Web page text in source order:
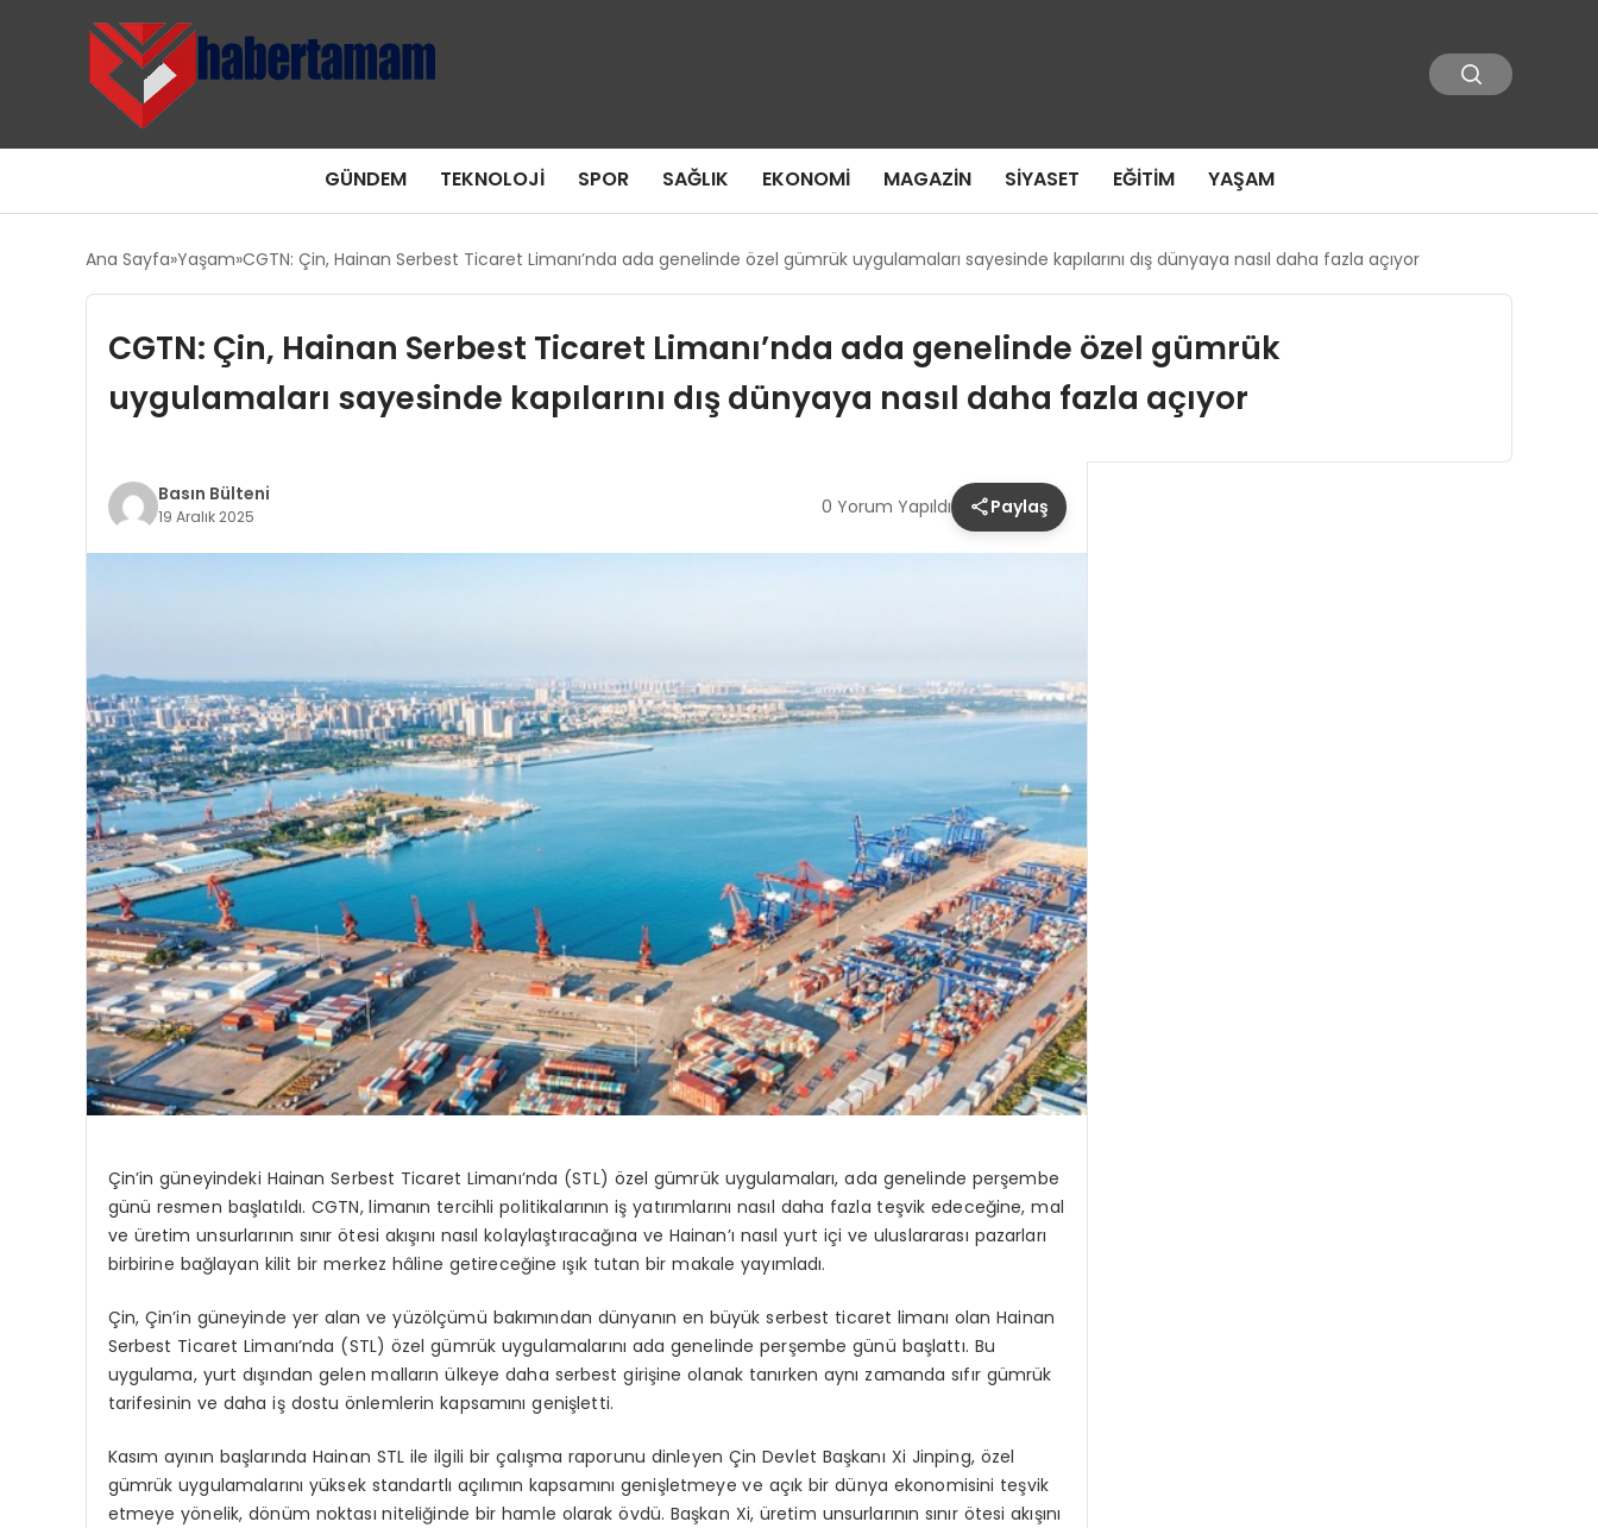
GÜNDEM TEKNOLOJI SPOR SAĞLIK EKONOMI MAGAZIN SIYASET EĞITIM YAŞAM
Ana Sayfa Yaşam CGTN: Çin, Hainan Serbest Ticaret Limanı’nda ada genelinde özel gümrük uygulamaları sayesinde kapılarını dış dünyaya nasıl daha fazla açıyor
CGTN: Çin, Hainan Serbest Ticaret Limanı’nda ada genelinde özel gümrük
uygulamaları sayesinde kapılarını dış dünyaya nasıl daha fazla açıyor
Basın Bülteni
19 Aralık 2025 0 Yorum Yapıldı Paylaş
Çin’in güneyindeki Hainan Serbest Ticaret Limanı’nda (STL) özel gümrük uygulamaları, ada genelinde perşembe
günü resmen başlatıldı. CGTN, limanın tercihli politikalarının iş yatırımlarını nasıl daha fazla teşvik edeceğine, mal
ve üretim unsurlarının sınır ötesi akışını nasıl kolaylaştıracağına ve Hainan’ı nasıl yurt içi ve uluslararası pazarları
birbirine bağlayan kilit bir merkez hâline getireceğine ışık tutan bir makale yayımladı.
Çin, Çin’in güneyinde yer alan ve yüzölçümü bakımından dünyanın en büyük serbest ticaret limanı olan Hainan
Serbest Ticaret Limanı’nda (STL) özel gümrük uygulamalarını ada genelinde perşembe günü başlattı. Bu
uygulama, yurt dışından gelen malların ülkeye daha serbest girişine olanak tanırken aynı zamanda sıfır gümrük
tarifesinin ve daha iş dostu önlemlerin kapsamını genişletti.
Kasım ayının başlarında Hainan STL ile ilgili bir çalışma raporunu dinleyen Çin Devlet Başkanı Xi Jinping, özel
gümrük uygulamalarını yüksek standartlı açılımın kapsamını genişletmeye ve açık bir dünya ekonomisini teşvik
etmeye yönelik, dönüm noktası niteliğinde bir hamle olarak övdü. Başkan Xi, üretim unsurlarının sınır ötesi akışını